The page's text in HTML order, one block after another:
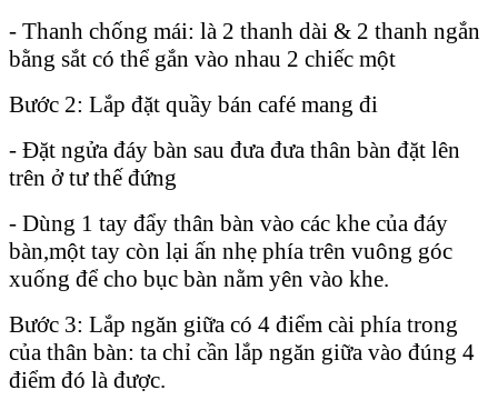
- Thanh chống mái: là 2 thanh dài & 2 thanh ngắn
bằng sắt có thể gắn vào nhau 2 chiếc một
Bước 2: Lắp đặt quầy bán café mang đi
- Đặt ngửa đáy bàn sau đưa đưa thân bàn đặt lên
trên ở tư thế đứng
- Dùng 1 tay đẩy thân bàn vào các khe của đáy
bàn,một tay còn lại ấn nhẹ phía trên vuông góc
xuống để cho bục bàn nằm yên vào khe.
Bước 3: Lắp ngăn giữa có 4 điểm cài phía trong
của thân bàn: ta chỉ cần lắp ngăn giữa vào đúng 4
điểm đó là được.